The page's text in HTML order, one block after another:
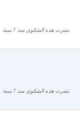
نشرت هذه الشكوى منذ 7 سنة
نشرت هذه الشكوى منذ 7 سنة